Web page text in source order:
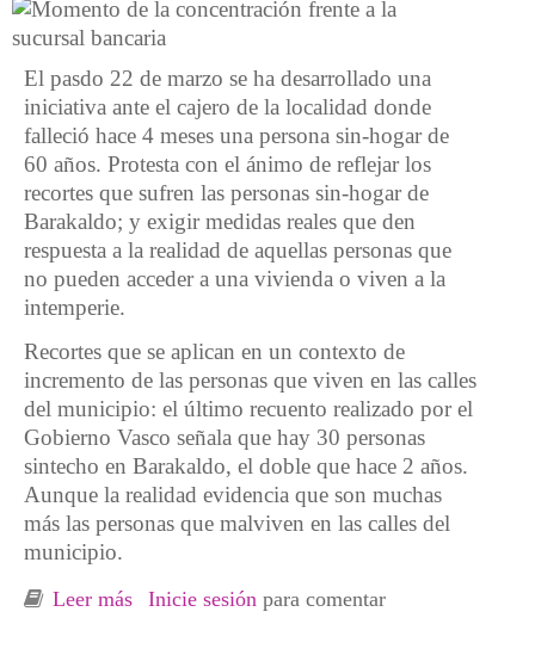
El pasdo 22 de marzo se ha desarrollado una
iniciativa ante el cajero de la localidad donde
falleció hace 4 meses una persona sin-hogar de
60 años. Protesta con el ánimo de reflejar los
recortes que sufren las personas sin-hogar de
Barakaldo; y exigir medidas reales que den
respuesta a la realidad de aquellas personas que
no pueden acceder a una vivienda o viven a la
intemperie.
Recortes que se aplican en un contexto de
incremento de las personas que viven en las calles
del municipio: el último recuento realizado por el
Gobierno Vasco señala que hay 30 personas
sintecho en Barakaldo, el doble que hace 2 años.
Aunque la realidad evidencia que son muchas
más las personas que malviven en las calles del
municipio.
Leer más sobre Ni una persona durmiendo en la calle,
Inicie sesión para comentar